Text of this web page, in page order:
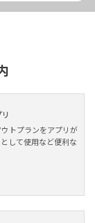
トプランをアプリが
して使用など便利な